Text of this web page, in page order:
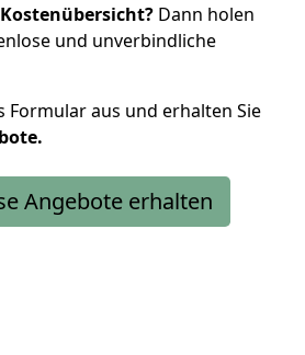
Kostenübersicht? Dann holen
und unverbindliche
Formular aus und erhalten Sie
Angebote erhalten